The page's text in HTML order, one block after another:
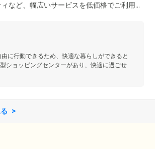
など、幅広いサービスを低価格でご利用
備も充実しています。その日の気分に合
い。
に行動できるため、快適な暮らしができると
ショッピングセンターがあり、快適に過ごせ